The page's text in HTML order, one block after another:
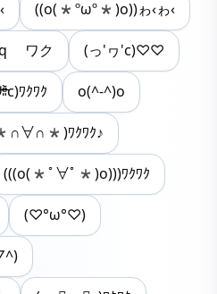
((o(*ºωº*)o))ゎ‹ゎ‹
ワク (っ'ヮ'c)♡♡
ﾜｸﾜｸ o(^-^)o
ﾜｸﾜｸ♪
(((o(*ﾟ∀ﾟ*)o)))ﾜｸﾜｸ
(♡°ω°♡)